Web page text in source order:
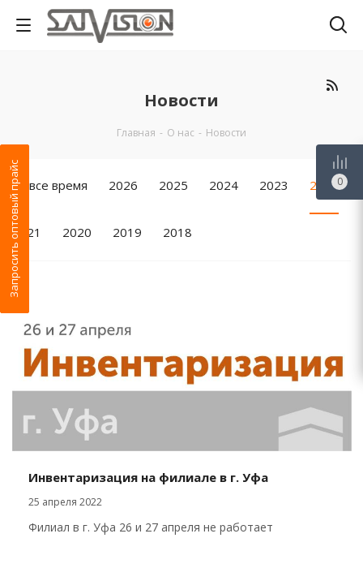
Новости
Главная - О нас - Новости
За все время 2026 2025 2024 2023 2022
2021 2020 2019 2018
Инвентаризация на филиале в г. Уфа
25 апреля 2022
Филиал в г. Уфа 26 и 27 апреля не работает
Запросить оптовый прайс 0